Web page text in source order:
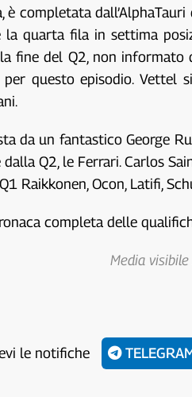
completata
la quarta fila in settima
fine del Q2, non
questo episodio.
da un fantastico George
Q2, le Ferrari. Carlos
Raikkonen, Ocon, Latifi,
completa delle
Media
le notifiche